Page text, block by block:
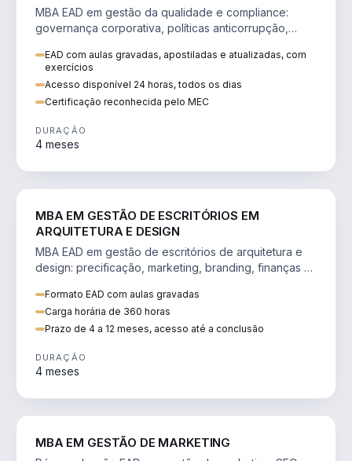
MBA EAD em gestão da qualidade e compliance:
governança corporativa, políticas anticorrupção,
EAD com aulas gravadas, apostiladas e atualizadas, com
exercícios
Acesso disponível 24 horas, todos os dias
Certificação reconhecida pelo MEC
DURAÇÃO
4 meses
MBA EM GESTÃO DE ESCRITÓRIOS EM
ARQUITETURA E DESIGN
MBA EAD em gestão de escritórios de arquitetura e
design: precificação, marketing, branding, finanças e
Formato EAD com aulas gravadas
Carga horária de 360 horas
Prazo de 4 a 12 meses, acesso até a conclusão
DURAÇÃO
4 meses
MBA EM GESTÃO DE MARKETING